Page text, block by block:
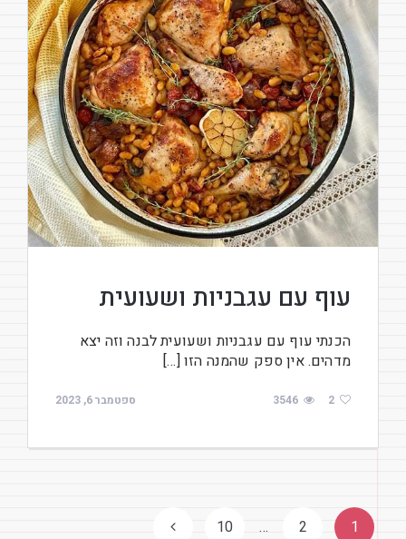
עוף עם עגבניות ושעועית
הכנתי עוף עם עגבניות ושעועית לבנה וזה יצא
מדהים. אין ספק שהמנה הזו […]
ספטמבר 6, 2023 3546 2
ניווט
1
2
…
10